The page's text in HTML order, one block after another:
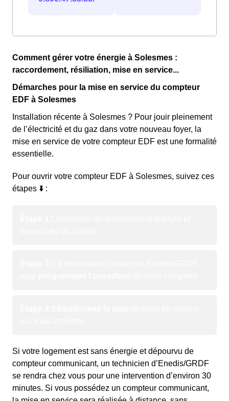
Comment gérer votre énergie à Solesmes :
raccordement, résiliation, mise en service...
Démarches pour la mise en service du compteur
EDF à Solesmes
Installation récente à Solesmes ? Pour jouir pleinement
de l’électricité et du gaz dans votre nouveau foyer, la
mise en service de votre compteur EDF est une formalité
essentielle.
Pour ouvrir votre compteur EDF à Solesmes, suivez ces
étapes ⬇️ :
Si votre logement est sans énergie et dépourvu de
compteur communicant, un technicien d’Enedis/GRDF
se rendra chez vous pour une intervention d’environ 30
minutes. Si vous possédez un compteur communicant,